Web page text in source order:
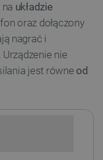
układzie
oraz dołączony
nagrać i
nie
jest równe od